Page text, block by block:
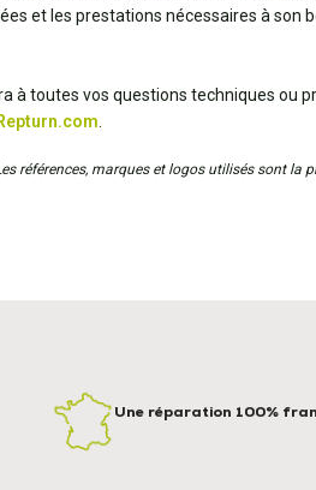
et les prestations nécessaires à son
à toutes vos questions techniques ou
références, marques et logos utilisés sont
Une réparation 100%